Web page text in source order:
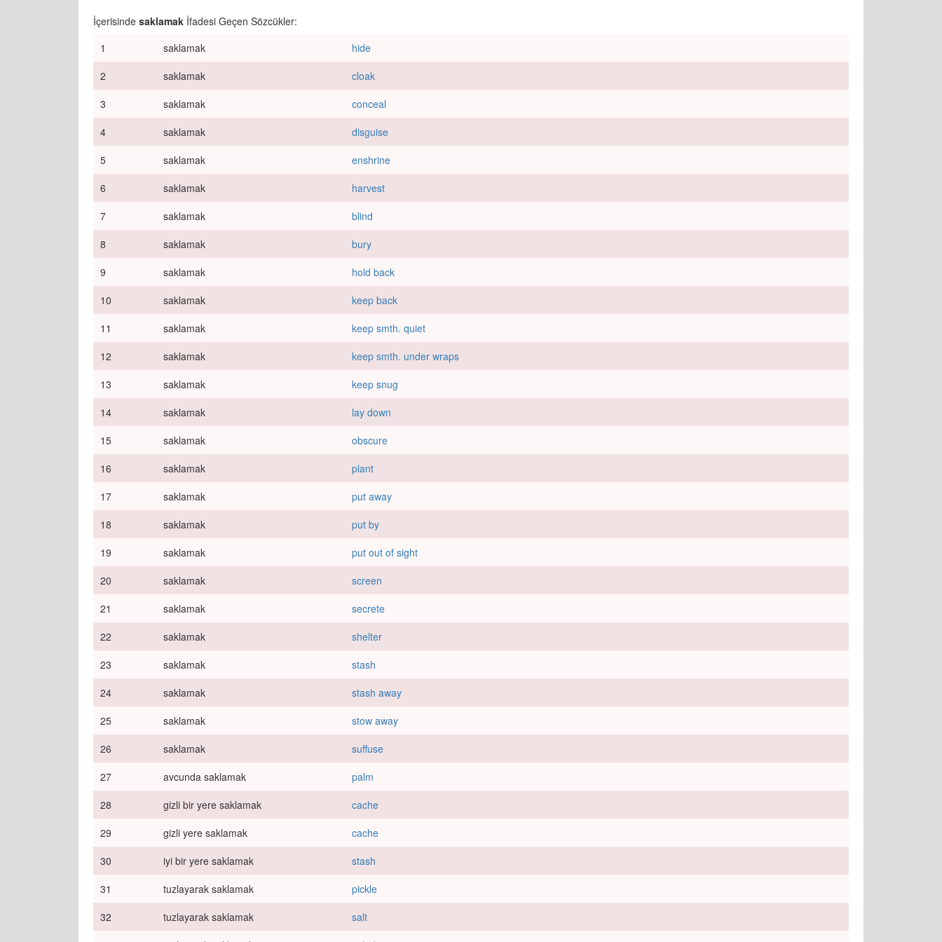
İçerisinde saklamak İfadesi Geçen Sözcükler:
1
saklamak
hide
2
saklamak
cloak
3
saklamak
conceal
4
saklamak
disguise
5
saklamak
enshrine
6
saklamak
harvest
7
saklamak
blind
8
saklamak
bury
9
saklamak
hold back
10
saklamak
keep back
11
saklamak
keep smth. quiet
12
saklamak
keep smth. under wraps
13
saklamak
keep snug
14
saklamak
lay down
15
saklamak
obscure
16
saklamak
plant
17
saklamak
put away
18
saklamak
put by
19
saklamak
put out of sight
20
saklamak
screen
21
saklamak
secrete
22
saklamak
shelter
23
saklamak
stash
24
saklamak
stash away
25
saklamak
stow away
26
saklamak
suffuse
27
avcunda saklamak
palm
28
gizli bir yere saklamak
cache
29
gizli yere saklamak
cache
30
iyi bir yere saklamak
stash
31
tuzlayarak saklamak
pickle
32
tuzlayarak saklamak
salt